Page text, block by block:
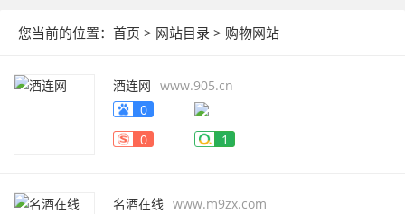
您当前的位置： 首页 > 网站目录 > 购物网站
酒连网 www.905.cn
0
0
1
名酒在线 www.m9zx.com